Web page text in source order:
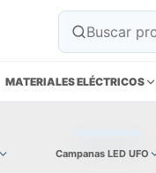
MATERIALES ELÉCTRICOS
Campanas LED UFO